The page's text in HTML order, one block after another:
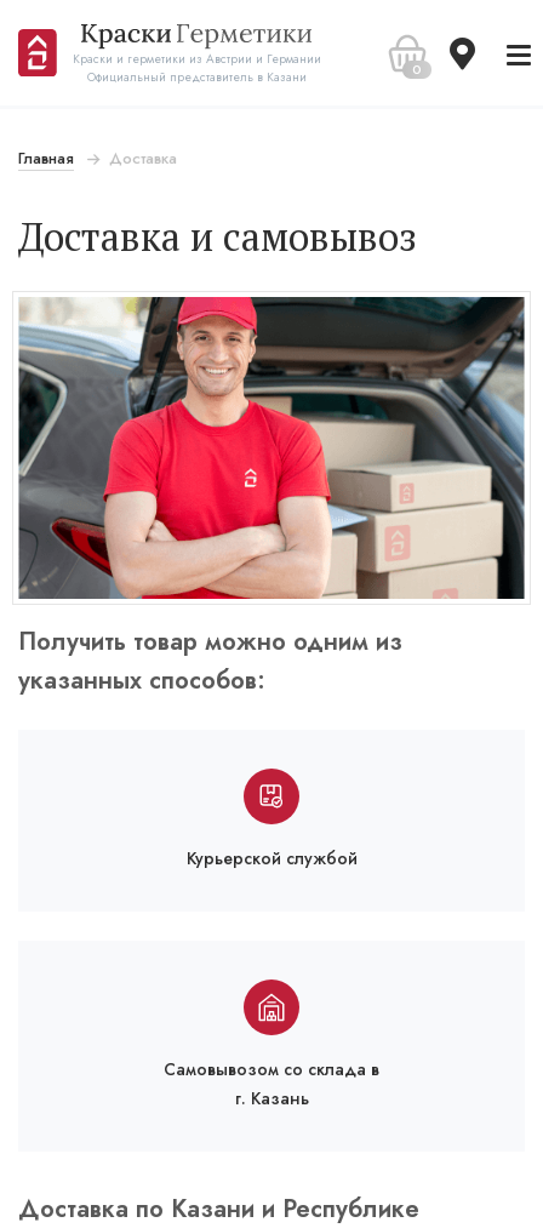
Краски и герметики из Австрии и Германии
Официальный представитель в Казани
0
Главная Доставка
Доставка и самовывоз
Получить товар можно одним из
указанных способов:
Курьерской службой
Самовывозом со склада в
г. Казань
Доставка по Казани и Республике